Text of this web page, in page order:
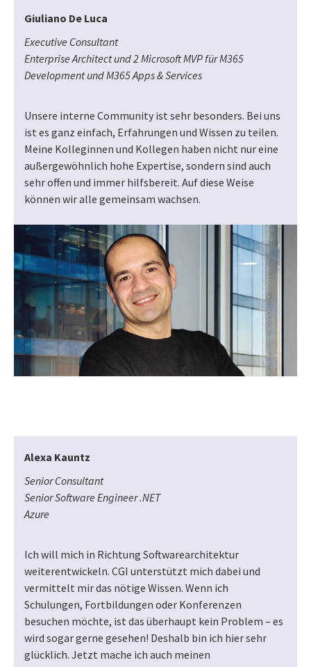
Giuliano De Luca
Executive Consultant
Enterprise Architect und 2 Microsoft MVP für M365
Development und M365 Apps & Services
Unsere interne Community ist sehr besonders. Bei uns
ist es ganz einfach, Erfahrungen und Wissen zu teilen.
Meine Kolleginnen und Kollegen haben nicht nur eine
außergewöhnlich hohe Expertise, sondern sind auch
sehr offen und immer hilfsbereit. Auf diese Weise
können wir alle gemeinsam wachsen.
Alexa Kauntz
Senior Consultant
Senior Software Engineer .NET
Azure
Ich will mich in Richtung Softwarearchitektur
weiterentwickeln. CGI unterstützt mich dabei und
vermittelt mir das nötige Wissen. Wenn ich
Schulungen, Fortbildungen oder Konferenzen
besuchen möchte, ist das überhaupt kein Problem – es
wird sogar gerne gesehen! Deshalb bin ich hier sehr
glücklich. Jetzt mache ich auch meinen